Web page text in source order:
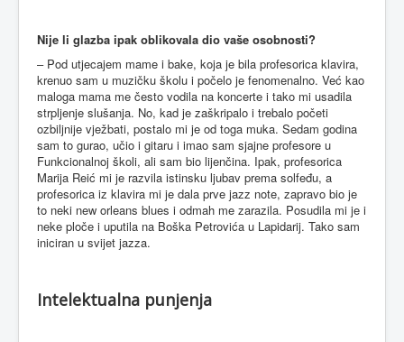
Nije li glazba ipak oblikovala dio vaše osobnosti?
– Pod utjecajem mame i bake, koja je bila profesorica klavira,
krenuo sam u muzičku školu i počelo je fenomenalno. Već kao
maloga mama me često vodila na koncerte i tako mi usadila
strpljenje slušanja. No, kad je zaškripalo i trebalo početi
ozbiljnije vježbati, postalo mi je od toga muka. Sedam godina
sam to gurao, učio i gitaru i imao sam sjajne profesore u
Funkcionalnoj školi, ali sam bio lijenčina. Ipak, profesorica
Marija Reić mi je razvila istinsku ljubav prema solfeđu, a
profesorica iz klavira mi je dala prve jazz note, zapravo bio je
to neki new orleans blues i odmah me zarazila. Posudila mi je i
neke ploče i uputila na Boška Petrovića u Lapidarij. Tako sam
iniciran u svijet jazza.
Intelektualna punjenja